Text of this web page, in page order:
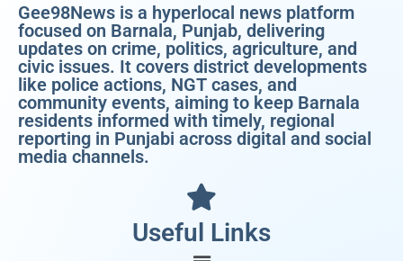
Gee98News is a hyperlocal news platform
focused on Barnala, Punjab, delivering
updates on crime, politics, agriculture, and
civic issues. It covers district developments
like police actions, NGT cases, and
community events, aiming to keep Barnala
residents informed with timely, regional
reporting in Punjabi across digital and social
media channels.
Useful Links